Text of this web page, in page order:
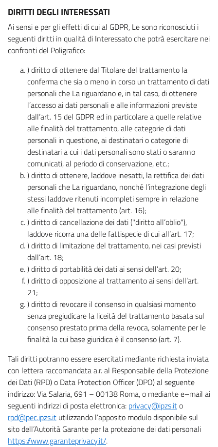
DIRITTI DEGLI INTERESSATI
Ai sensi e per gli effetti di cui al GDPR, Le sono riconosciuti i
seguenti diritti in qualità di Interessato che potrà esercitare nei
confronti del Poligrafico:
) diritto di ottenere dal Titolare del trattamento la
conferma che sia o meno in corso un trattamento di dati
personali che La riguardano e, in tal caso, di ottenere
l’accesso ai dati personali e alle informazioni previste
dall’art. 15 del GDPR ed in particolare a quelle relative
alle finalità del trattamento, alle categorie di dati
personali in questione, ai destinatari o categorie di
destinatari a cui i dati personali sono stati o saranno
comunicati, al periodo di conservazione, etc.;
) diritto di ottenere, laddove inesatti, la rettifica dei dati
personali che La riguardano, nonché l’integrazione degli
stessi laddove ritenuti incompleti sempre in relazione
alle finalità del trattamento (art. 16);
) diritto di cancellazione dei dati ("diritto all’oblio"),
laddove ricorra una delle fattispecie di cui all’art. 17;
) diritto di limitazione del trattamento, nei casi previsti
dall’art. 18;
) diritto di portabilità dei dati ai sensi dell’art. 20;
) diritto di opposizione al trattamento ai sensi dell’art.
21;
) diritto di revocare il consenso in qualsiasi momento
senza pregiudicare la liceità del trattamento basata sul
consenso prestato prima della revoca, solamente per le
finalità la cui base giuridica è il consenso (art. 7).
Tali diritti potranno essere esercitati mediante richiesta inviata
con lettera raccomandata a.r. al Responsabile della Protezione
dei Dati (RPD) o Data Protection Officer (DPO) al seguente
indirizzo: Via Salaria, 691 – 00138 Roma, o mediante e–mail ai
seguenti indirizzi di posta elettronica: privacy@ipzs.ito
rpd@pec.ipzs.it utilizzando l’apposito modulo disponibile sul
sito dell’Autorità Garante per la protezione dei dati personali
https://www.garanteprivacy.it/.